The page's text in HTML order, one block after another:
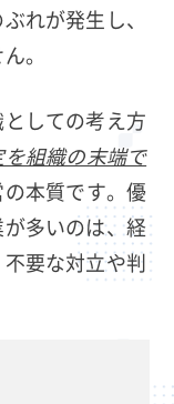
れが発生し、
。
しての考え方
を組織の末端で
本質です。優
多いのは、経
要な対立や判